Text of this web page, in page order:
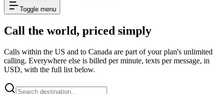
Toggle menu
Call the world, priced simply
Calls within the US and to Canada are part of your plan's unlimited
calling. Everywhere else is billed per minute, texts per message, in
USD, with the full list below.